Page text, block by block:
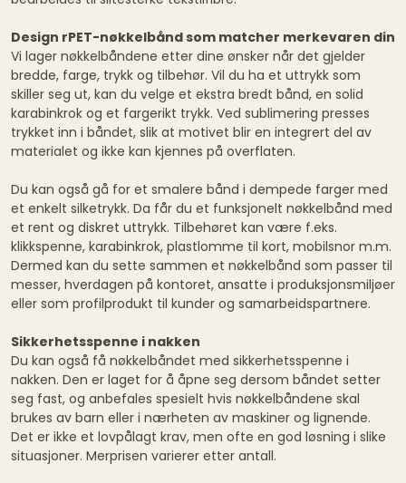
Design rPET-nøkkelbånd som matcher merkevaren din
Vi lager nøkkelbåndene etter dine ønsker når det gjelder
bredde, farge, trykk og tilbehør. Vil du ha et uttrykk som
skiller seg ut, kan du velge et ekstra bredt bånd, en solid
karabinkrok og et fargerikt trykk. Ved sublimering presses
trykket inn i båndet, slik at motivet blir en integrert del av
materialet og ikke kan kjennes på overflaten.
Du kan også gå for et smalere bånd i dempede farger med
et enkelt silketrykk. Da får du et funksjonelt nøkkelbånd med
et rent og diskret uttrykk. Tilbehøret kan være f.eks.
klikkspenne, karabinkrok, plastlomme til kort, mobilsnor m.m.
Dermed kan du sette sammen et nøkkelbånd som passer til
messer, hverdagen på kontoret, ansatte i produksjonsmiljøer
eller som profilprodukt til kunder og samarbeidspartnere.
Sikkerhetsspenne i nakken
Du kan også få nøkkelbåndet med sikkerhetsspenne i
nakken. Den er laget for å åpne seg dersom båndet setter
seg fast, og anbefales spesielt hvis nøkkelbåndene skal
brukes av barn eller i nærheten av maskiner og lignende.
Det er ikke et lovpålagt krav, men ofte en god løsning i slike
situasjoner. Merprisen varierer etter antall.